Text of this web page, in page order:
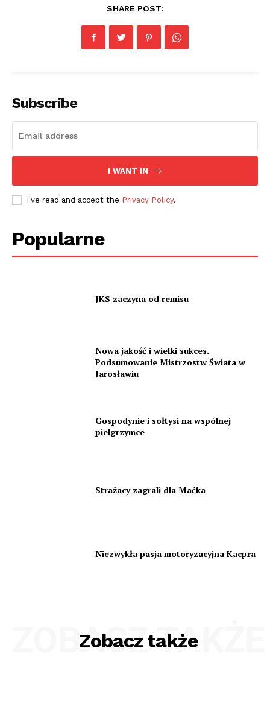
SHARE POST:
Subscribe
I WANT IN
I've read and accept the Privacy Policy.
Popularne
JKS zaczyna od remisu
Nowa jakość i wielki sukces.
Podsumowanie Mistrzostw Świata w
Jarosławiu
Gospodynie i sołtysi na wspólnej
pielgrzymce
Strażacy zagrali dla Maćka
Niezwykła pasja motoryzacyjna Kacpra
Zobacz także
ZOBACZ TAKŻE